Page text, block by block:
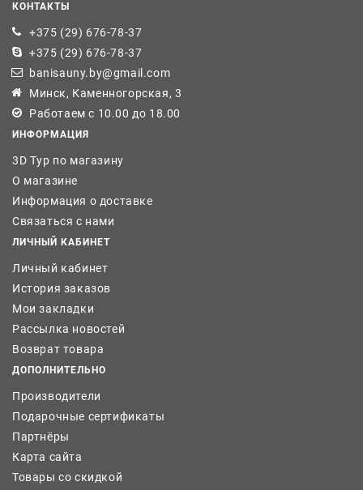
КОНТАКТЫ
+375 (29) 676-78-37
+375 (29) 676-78-37
banisauny.by@gmail.com
Минск, Каменногорская, 3
Работаем с 10.00 до 18.00
ИНФОРМАЦИЯ
3D Тур по магазину
О магазине
Информация о доставке
Связаться с нами
ЛИЧНЫЙ КАБИНЕТ
Личный кабинет
История заказов
Мои закладки
Рассылка новостей
Возврат товара
ДОПОЛНИТЕЛЬНО
Производители
Подарочные сертификаты
Партнёры
Карта сайта
Товары со скидкой